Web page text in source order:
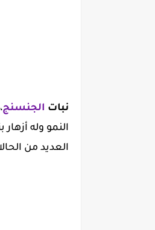
نبات الجنسنج
النمو وله
العديد من